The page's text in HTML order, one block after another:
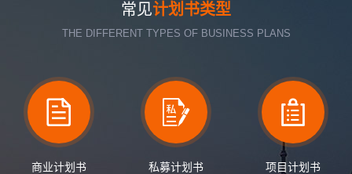
常见计划书类型
THE DIFFERENT TYPES OF BUSINESS PLANS
商业计划书 私募计划书 项目计划书